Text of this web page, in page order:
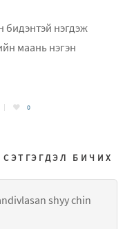
бидэнтэй нэгдэж
маань нэгэн
0
СЭТГЭГДЭЛ БИЧИХ
shyy chin